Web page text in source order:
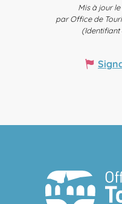
Mis à jour le
par Office de
(Identifiant